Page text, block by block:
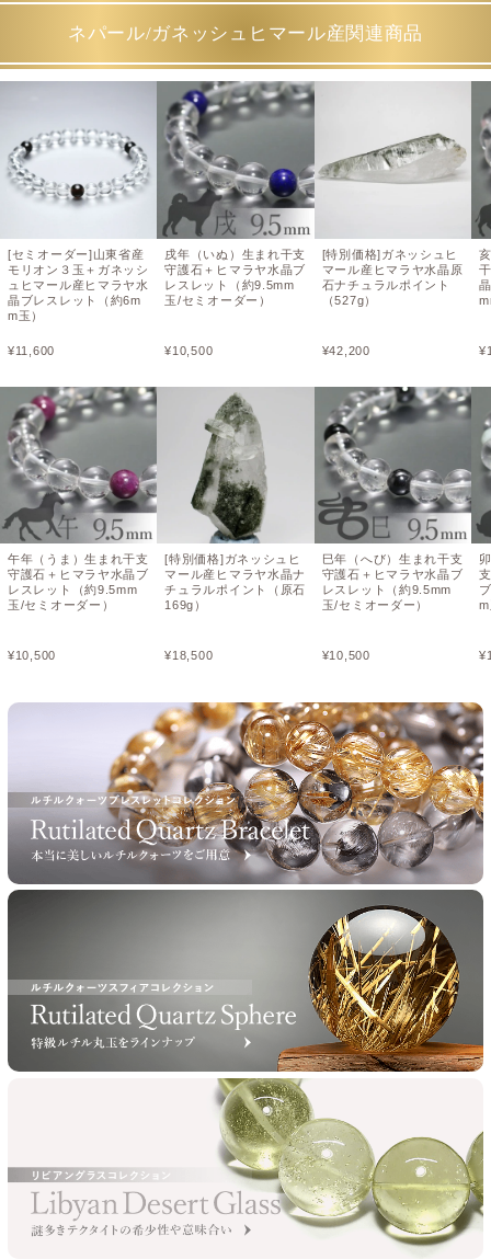
ネパール/ガネッシュヒマール産関連商品
[セミオーダー]山東省産
モリオン３玉＋ガネッシ
ュヒマール産ヒマラヤ水
晶ブレスレット（約6m
m玉）
¥11,600
午年（うま）生まれ干支
守護石＋ヒマラヤ水晶ブ
レスレット（約9.5mm
玉/セミオーダー）
¥10,500
戌年（いぬ）生まれ干支
守護石＋ヒマラヤ水晶ブ
レスレット（約9.5mm
玉/セミオーダー）
¥10,500
[特別価格]ガネッシュヒ
マール産ヒマラヤ水晶ナ
チュラルポイント（原石
169g）
¥18,500
[特別価格]ガネッシュヒ
マール産ヒマラヤ水晶原
石ナチュラルポイント
（527g）
¥42,200
巳年（へび）生まれ干支
守護石＋ヒマラヤ水晶ブ
レスレット（約9.5mm
玉/セミオーダー）
¥10,500
¥
¥